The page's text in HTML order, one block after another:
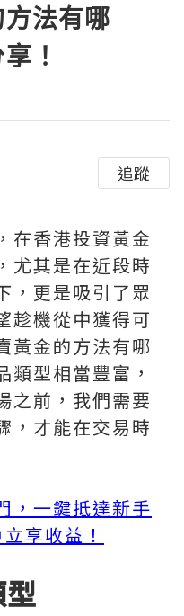
方法有哪
！
追蹤
在香港投資黃金
尤其是在近段時
，更是吸引了眾
趁機從中獲得可
黃金的方法有哪
類型相當豐富，
之前，我們需要
，才能在交易時
，一鍵抵達新手
享收益！